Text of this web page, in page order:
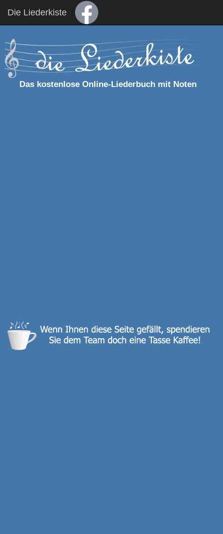
Die Liederkiste
Das kostenlose Online-Liederbuch mit Noten